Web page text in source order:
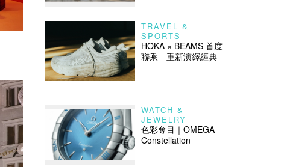
TRAVEL &
SPORTS
HOKA × BEAMS 首度
聯乘 重新演繹經典
WATCH &
JEWELRY
色彩奪目｜OMEGA
Constellation